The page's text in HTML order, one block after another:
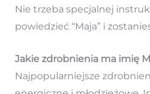
Nie trzeba specjalnej
powiedzieć “Maja” i
Jakie zdrobnienia ma imię
Najpopularniejsze